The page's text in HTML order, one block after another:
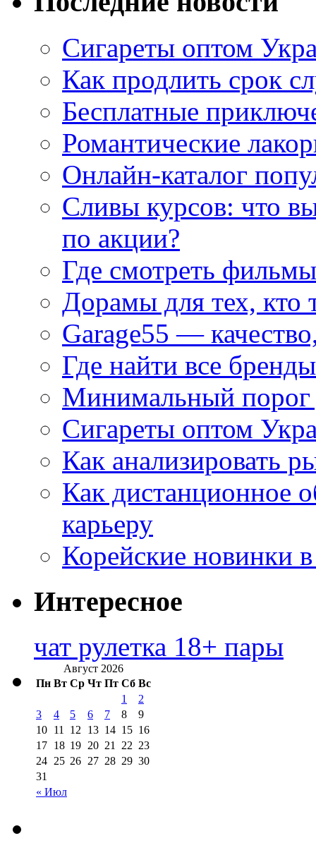
Сигареты оптом
Как продлить срок
Бесплатные
Романтические
Онлайн-каталог
Сливы курсов: что
по акции?
Где смотреть
Дорамы для тех, кто
Garage55 —
Где найти все
Минимальный порог
Сигареты оптом
Как анализировать
Как дистанционное
карьеру
Корейские новинки
Интересное
чат рулетка 18+ пары
Август 2026
Пн Вт Ср Чт Пт Сб Вс
« Июл
1
2
3
4 5 6 7 8
9
10 11 12 13 14 15 16
17 18 19 20 21 22 23
24 25 26 27 28 29 30
31